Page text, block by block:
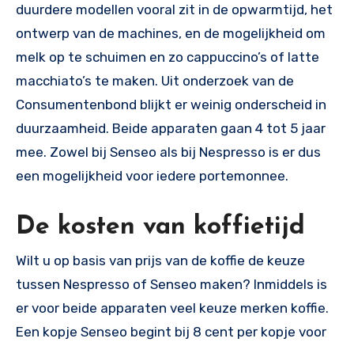
duurdere modellen vooral zit in de opwarmtijd, het
ontwerp van de machines, en de mogelijkheid om
melk op te schuimen en zo cappuccino’s of latte
macchiato’s te maken. Uit onderzoek van de
Consumentenbond blijkt er weinig onderscheid in
duurzaamheid. Beide apparaten gaan 4 tot 5 jaar
mee. Zowel bij Senseo als bij Nespresso is er dus
een mogelijkheid voor iedere portemonnee.
De kosten van koffietijd
Wilt u op basis van prijs van de koffie de keuze
tussen Nespresso of Senseo maken? Inmiddels is
er voor beide apparaten veel keuze merken koffie.
Een kopje Senseo begint bij 8 cent per kopje voor